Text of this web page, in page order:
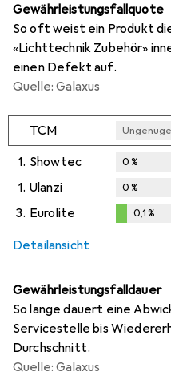
Gewährleistungsfallquote
So oft weist ein Produkt
«Lichttechnik Zubehör»
einen Defekt auf.
Quelle: Galaxus
TCM
1. Showtec 0%
1. Ulanzi 0%
3. Eurolite 0,1%
Detailansicht
Gewährleistungsfalldauer
So lange dauert eine
Servicestelle bis
Durchschnitt.
Quelle: Galaxus